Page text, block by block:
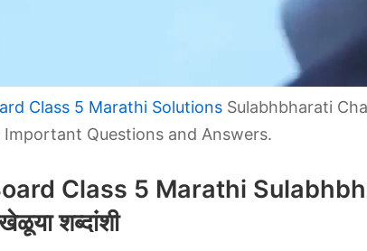
Class 5 Marathi Solutions Sulabhbharati
Important Questions and Answers.
Class 5 Marathi
शब्दांशी